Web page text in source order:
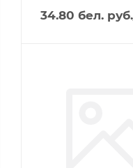
34.80 бел. руб.